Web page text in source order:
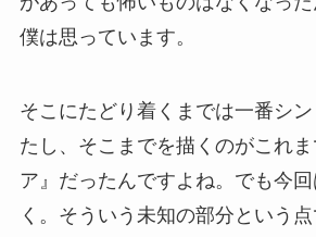
僕は思っています。
そこにたどり着くまでは一番シ
たし、そこまでを描くのがこれ
ア』だったんですよね。でも今
く。そういう未知の部分という